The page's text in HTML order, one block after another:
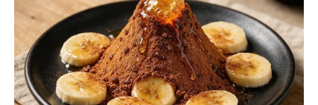
kašika šećera, 60 grama želatine, 500 grama šlaga, 200
grama mljevenih oraha, 200 grama mljevenih napolitanki, 3 do
4 kašike kakaa u prahu ili naribane čokolade. , 1 paketić
mješavine pudinga od vanilije i 1 paketić vanilin šećera.